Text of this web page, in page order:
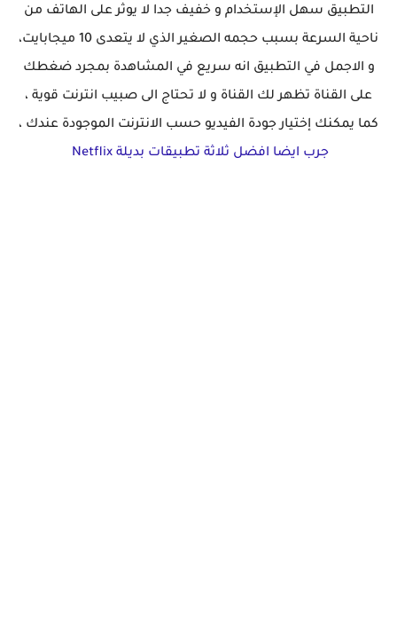
التطبيق سهل الإستخدام و خفيف جدا لا يوثر على الهاتف من
ناحية السرعة بسبب حجمه الصغير الذي لا يتعدى 10 ميجابايت،
و الاجمل في التطبيق انه سريع في المشاهدة بمجرد ضغطك
على القناة تظهر لك القناة و لا تحتاج الى صبيب انترنت قوية ،
كما يمكنك إختيار جودة الفيديو حسب الانترنت الموجودة عندك ،
جرب ايضا افضل ثلاثة تطبيقات بديلة Netflix